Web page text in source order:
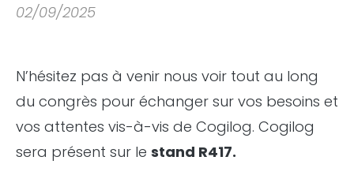
02/09/2025
N’hésitez pas à venir nous voir tout au long
du congrès pour échanger sur vos besoins et
vos attentes vis-à-vis de Cogilog. Cogilog
sera présent sur le stand R417.